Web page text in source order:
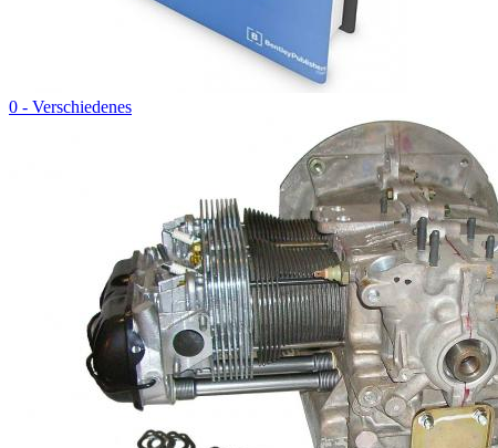
0 - Verschiedenes